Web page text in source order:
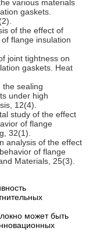
various materials
gaskets.
of the effect of
flange insulation
joint tightness on
gaskets. Heat
the sealing
under high
12(4).
study of the effect
of flange
32(1).
analysis of the effect
of flange
Materials, 25(3).
может быть